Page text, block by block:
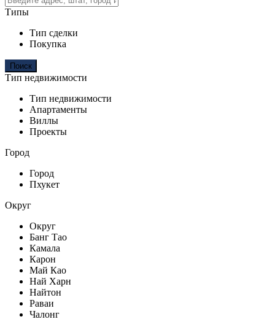
Типы
Тип сделки
Покупка
Тип недвижимости
Тип недвижимости
Апартаменты
Виллы
Проекты
Город
Город
Пхукет
Округ
Округ
Банг Тао
Камала
Карон
Май Као
Най Харн
Найтон
Раваи
Чалонг